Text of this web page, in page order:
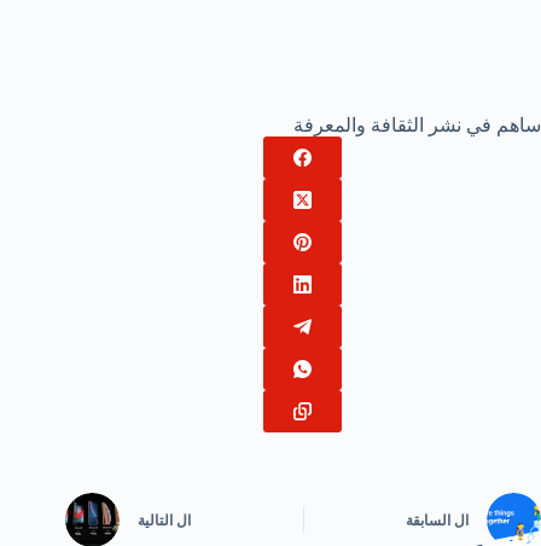
ساهم في نشر الثقافة والمعرفة
ال السابقة ال التالية